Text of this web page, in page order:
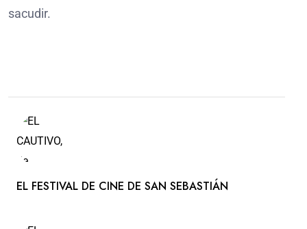
sacudir.
EL FESTIVAL DE CINE DE SAN SEBASTIÁN